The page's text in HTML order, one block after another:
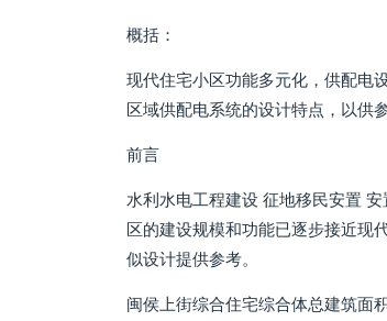
概括：
现代住宅小区功能多元化，供配电
区域供配电系统的设计特点，以供参
前言
水利水电工程建设 征地移民安置
区的建设规模和功能已逐步接近现
似设计提供参考。
闽侯上街综合住宅综合体总建筑面